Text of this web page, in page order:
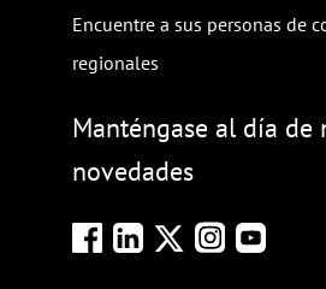
Encuentre a sus personas de
regionales
Manténgase al día de
novedades